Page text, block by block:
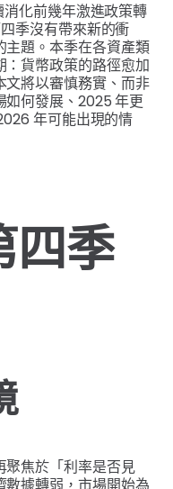
化前幾年激進政策轉
季沒有帶來新的衝
題。本季在各資產類
：貨幣政策的路徑愈加
將以審慎務實、而非
如何發展、2025 年更
年可能出現的情
四季
聚焦於「利率是否見